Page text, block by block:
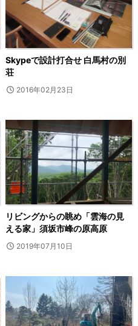
Skypeで設計打合せ 白馬村の別
荘
2016年02月23日
リビングからの眺め「雲海の見
える家」須坂市峰の原高原
2019年07月10日